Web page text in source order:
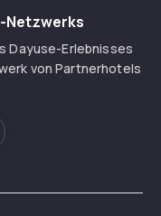
Netzwerks
Dayuse-Erlebnisses
von Partnerhotels